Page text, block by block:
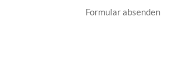
Formular absenden